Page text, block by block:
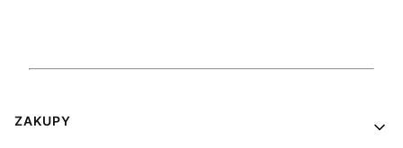
Linki w stopce
ZAKUPY